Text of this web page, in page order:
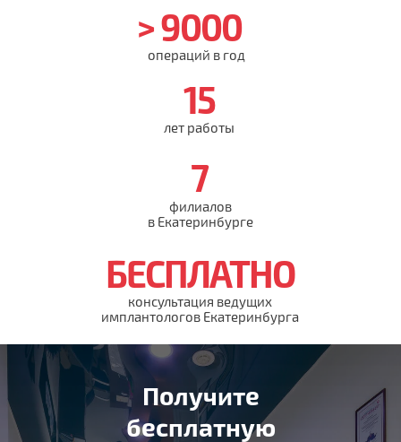
Записаться
> 9000
операций в год
15
лет работы
7
филиалов
в Екатеринбурге
БЕСПЛАТНО
консультация ведущих
имплантологов Екатеринбурга
Получите
бесплатную